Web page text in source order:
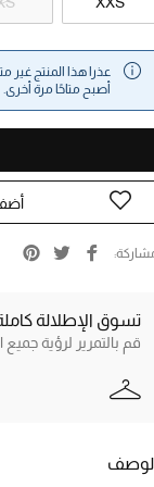
عذرا هذا المنتج غير
أصبح متاحًا مرة أخرى.
أضف
تسوق الإطلالة
قم بالتمرير لرؤية جميع